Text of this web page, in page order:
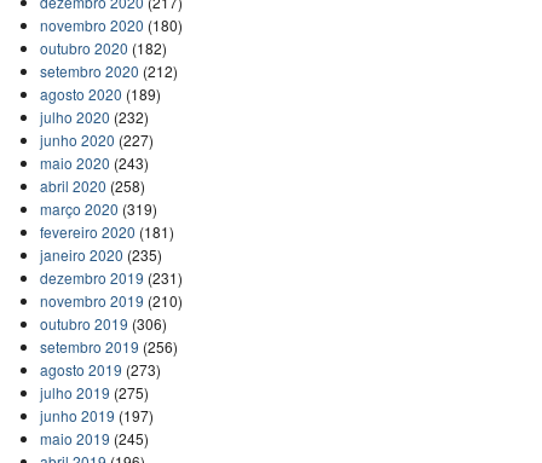
novembro 2020 (180)
outubro 2020 (182)
setembro 2020 (212)
agosto 2020 (189)
julho 2020 (232)
junho 2020 (227)
maio 2020 (243)
abril 2020 (258)
março 2020 (319)
fevereiro 2020 (181)
janeiro 2020 (235)
dezembro 2019 (231)
novembro 2019 (210)
outubro 2019 (306)
setembro 2019 (256)
agosto 2019 (273)
julho 2019 (275)
junho 2019 (197)
maio 2019 (245)